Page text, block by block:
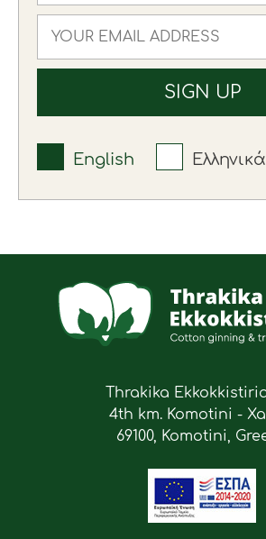
English Ελληνικά
Thrakika
4th km. Komotini -
69100, Komotini,